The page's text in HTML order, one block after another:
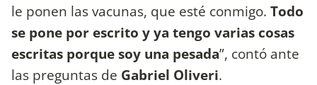
le ponen las vacunas, que esté conmigo. Todo
se pone por escrito y ya tengo varias cosas
escritas porque soy una pesada”, contó ante
las preguntas de Gabriel Oliveri.